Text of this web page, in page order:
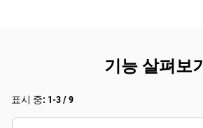
기능 살펴보기
표시 중: 1-3 / 9